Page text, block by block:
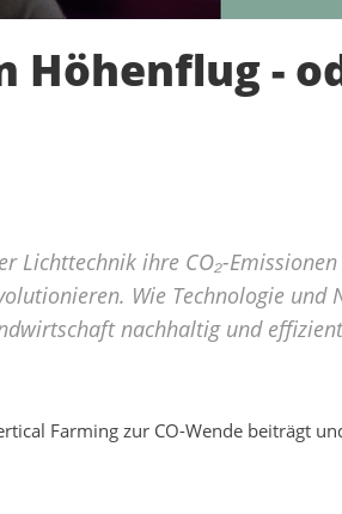
Höhenflug -
Lichttechnik ihre CO₂-
Wie Technologie und
nachhaltig und
Farming zur CO-Wende beiträgt